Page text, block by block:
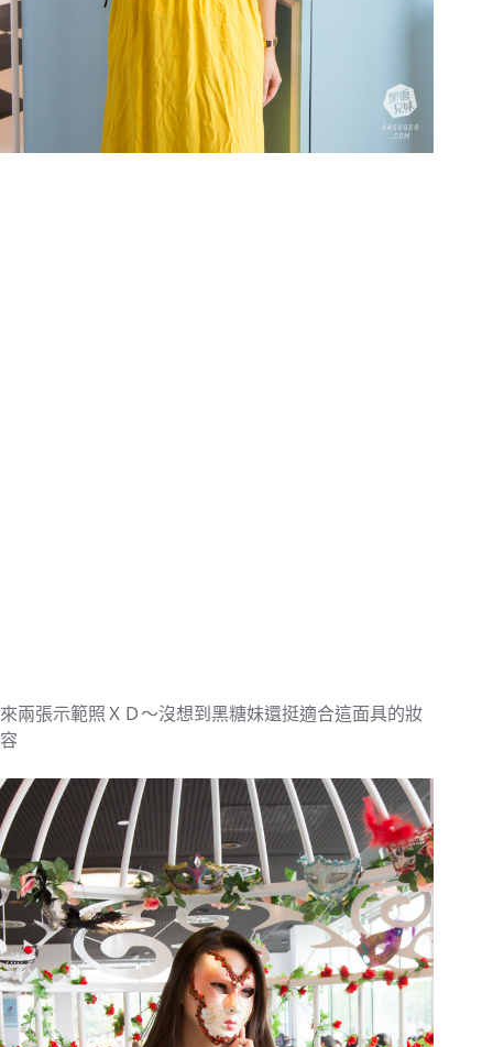
來兩張示範照ＸＤ～沒想到黑糖妹還挺適合這面具的妝
容